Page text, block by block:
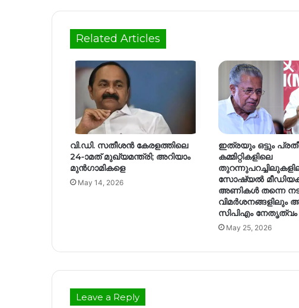
Related Articles
വി.ഡി. സതീശൻ കേരളത്തിലെ
24-ാമത് മുഖ്യമന്ത്രി; അറിയാം
മുൻഗാമികളെ
May 14, 2026
ഇത്രയും ഒട്ടും
കമ്മിറ്റികളിലെ
സോഷ്യൽ
അണികൾ തന്നെ
വിമർശനങ്ങളിലും
സിപിഎം നേതൃത്വം
May 25, 2026
Leave a Reply